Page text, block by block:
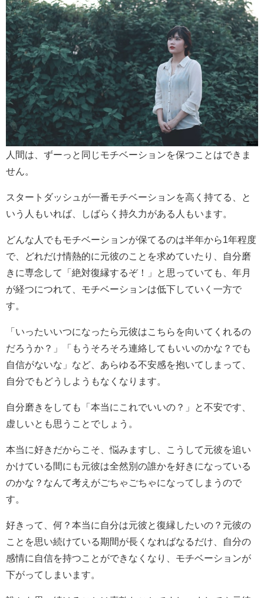
人間は、ずーっと同じモチベーションを保つことはできま
せん。
スタートダッシュが一番モチベーションを高く持てる、と
いう人もいれば、しばらく持久力がある人もいます。
どんな人でもモチベーションが保てるのは半年から1年程度
で、どれだけ情熱的に元彼のことを求めていたり、自分磨
きに専念して「絶対復縁するぞ！」と思っていても、年月
が経つにつれて、モチベーションは低下していく一方で
す。
「いったいいつになったら元彼はこちらを向いてくれるの
だろうか？」「もうそろそろ連絡してもいいのかな？でも
自信がないな」など、あらゆる不安感を抱いてしまって、
自分でもどうしようもなくなります。
自分磨きをしても「本当にこれでいいの？」と不安です、
虚しいとも思うことでしょう。
本当に好きだからこそ、悩みますし、こうして元彼を追い
かけている間にも元彼は全然別の誰かを好きになっている
のかな？なんて考えがごちゃごちゃになってしまうので
す。
好きって、何？本当に自分は元彼と復縁したいの？元彼の
ことを思い続けている期間が長くなればなるだけ、自分の
感情に自信を持つことができなくなり、モチベーションが
下がってしまいます。